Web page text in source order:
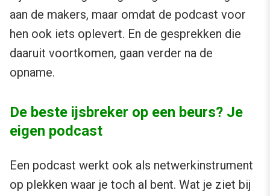
aan de makers, maar omdat de podcast voor
hen ook iets oplevert. En de gesprekken die
daaruit voortkomen, gaan verder na de
opname.
De beste ijsbreker op een beurs? Je
eigen podcast
Een podcast werkt ook als netwerkinstrument
op plekken waar je toch al bent. Wat je ziet bij